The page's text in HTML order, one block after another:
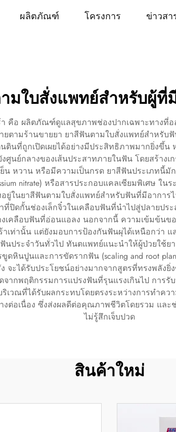
ผลิตภัณฑ์ โครงการ ข่าวสา
มใบสั่งแพทย์สำหรับผู้ที่
คือ ผลิตภัณฑ์ดูแลสุขภาพช่องปากเฉพาะทางที่อ
ตามร้านขายยา ยาสีฟันตามใบสั่งแพทย์สำหรั
ตินที่ถูกเปิดเผยได้อย่างมีประสิทธิภาพมากยิ่ง
นย์กลางของเส้นประสาทภายในฟัน โดยสร้าง
หวาน หรือมีความเป็นกรด ยาสีฟันประเภทนี้มั
nitrate) หรือสารประกอบแคลเซียมพิเศ
ในยาสีฟันตามใบสั่งแพทย์สำหรับฟันที่มีอาการไ
ที่ปิดกั้นช่องเล็กจิ๋วในเคลือบฟันที่นำไปสู่ปลายป
งเคลือบฟันที่อ่อนแอลง นอกจากนี้ ความเข้มข้
ร้าเท่านั้น แต่ยังมอบการป้องกันฟันผุได้เหนือกว่
นประจำวันทั่วไป ทันตแพทย์แนะนำให้ผู้ป่วยใช้
นปูนและการขัดรากฟัน (scaling and root
ง จะได้รับประโยชน์อย่างมากจากสูตรที่ทรงพ
กิดจากพฤติกรรมการแปรงฟันที่รุนแรงเกินไป ก
เวณที่ได้รับผลกระทบโดยตรงระหว่างการทำ
งต่อเนื่อง ซึ่งส่งผลดีต่อคุณภาพชีวิตโดยรวม แล
ไม่รู้สึกเจ็บปวด
สินค้าใหม่